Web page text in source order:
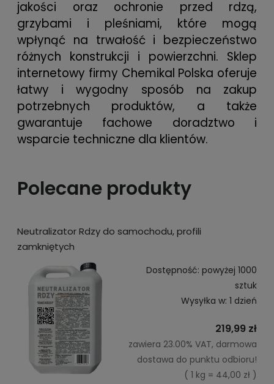
jakości oraz ochronie przed rdzą,
grzybami i pleśniami, które mogą
wpłynąć na trwałość i bezpieczeństwo
różnych konstrukcji i powierzchni. Sklep
internetowy firmy Chemikal Polska oferuje
łatwy i wygodny sposób na zakup
potrzebnych produktów, a także
gwarantuje fachowe doradztwo i
wsparcie techniczne dla klientów.
Polecane produkty
Neutralizator Rdzy do samochodu, profili
zamkniętych
Dostępność: powyżej 1000
sztuk
Wysyłka w: 1 dzień
219,99 zł
zawiera 23.00% VAT, darmowa
dostawa do punktu odbioru!
( 1 kg = 44,00 zł )